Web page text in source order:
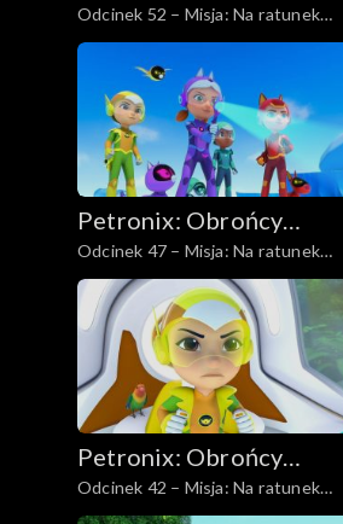
zwierząt
Odcinek 52 – Misja: Na ratunek
fenkowi
Petronix: Obrońcy
zwierząt
Odcinek 47 – Misja: Na ratunek
latającej wiewiórce, cz. I
Petronix: Obrońcy
zwierząt
Odcinek 42 – Misja: Na ratunek
papużkom nierozłączkom